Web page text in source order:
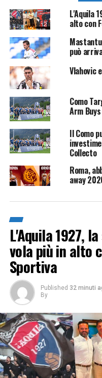
L'Aquila
alto con
può
Vlahovic
Como
Arm
Il Como
Collecto
Roma,
away
L'Aquila 1927,
vola più in alto
Sportiva
Published 32 minuti
By